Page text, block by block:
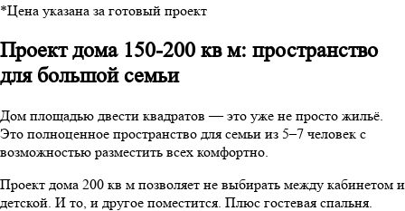
*Цена указана за готовый проект
Проект дома 150-200 кв м: пространство
для большой семьи
Дом площадью двести квадратов — это уже не просто жильё.
Это полноценное пространство для семьи из 5–7 человек с
возможностью разместить всех комфортно.
Проект дома 200 кв м позволяет не выбирать между кабинетом и
детской. И то, и другое поместится. Плюс гостевая спальня.